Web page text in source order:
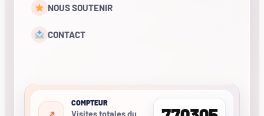
NOUS SOUTENIR
CONTACT
COMPTEUR
Visites totales du